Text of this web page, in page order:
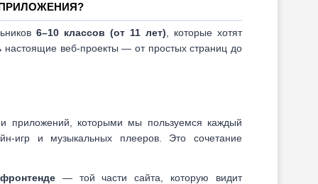
6–10 классов (от 11 лет)
которые хотят
настоящие веб-проекты — от простых страниц до
приложений, которыми мы пользуемся каждый
игр и музыкальных плееров. Это сочетание
фронтенде — той части сайта, которую видит